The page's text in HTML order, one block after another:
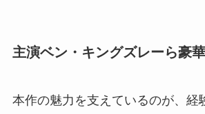
主演ベン・キングズレーら豪
本作の魅力を支えているのが、経